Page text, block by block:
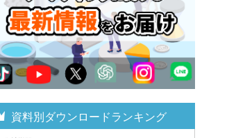
資料別ダウンロードランキング